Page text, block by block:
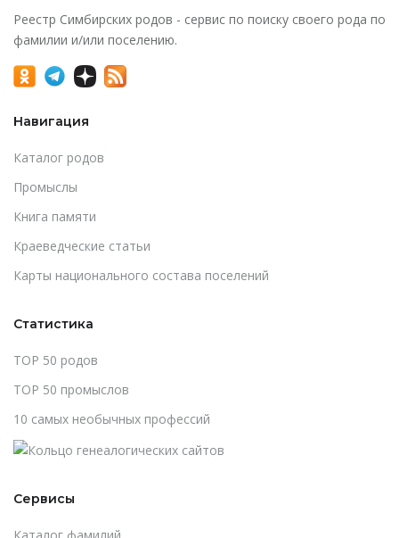
Реестр Симбирских родов - сервис по поиску своего рода по
фамилии и/или поселению.
Навигация
Каталог родов
Промыслы
Книга памяти
Краеведческие статьи
Карты национального состава поселений
Статистика
TOP 50 родов
TOP 50 промыслов
10 самых необычных профессий
Сервисы
Каталог фамилий